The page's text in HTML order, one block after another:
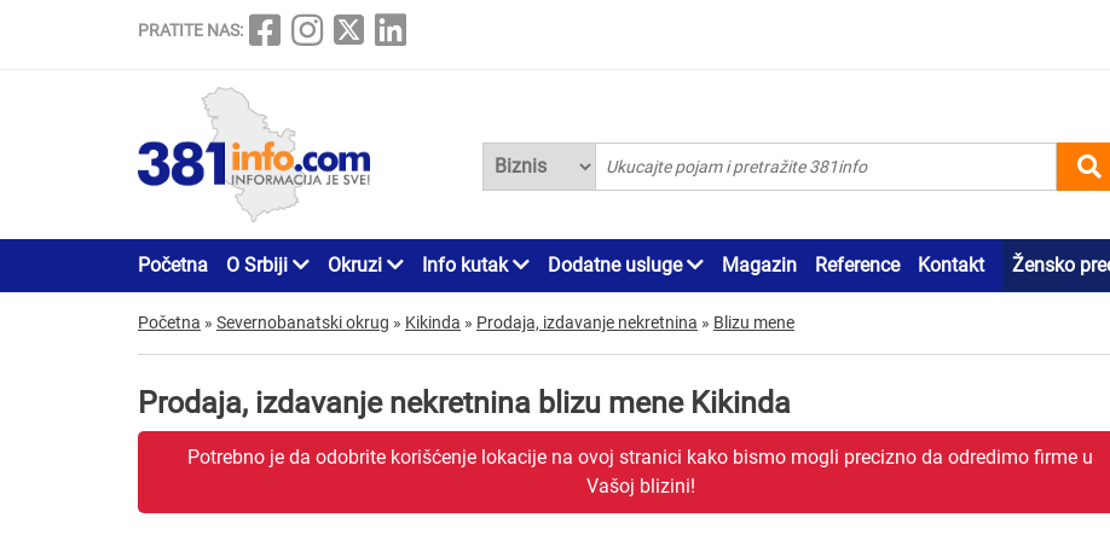
PRATITE NAS:
Početna O Srbiji Okruzi Info kutak Dodatne usluge Magazin Reference Kontakt Žensko
Početna » Severnobanatski okrug » Kikinda » Prodaja, izdavanje nekretnina » Blizu mene
Prodaja, izdavanje nekretnina blizu mene Kikinda
Potrebno je da odobrite korišćenje lokacije na ovoj stranici kako bismo mogli precizno da odredimo firme u
Vašoj blizini!